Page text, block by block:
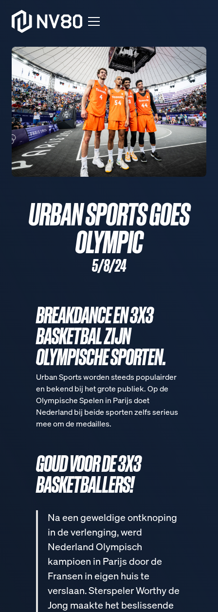
URBAN SPORTS GOES
OLYMPIC
5/8/24
BREAKDANCE EN 3X3
BASKETBAL ZIJN
OLYMPISCHE SPORTEN.
Urban Sports worden steeds populairder
en bekend bij het grote publiek. Op de
Olympische Spelen in Parijs doet
Nederland bij beide sporten zelfs serieus
mee om de medailles.
GOUD VOOR DE 3X3
BASKETBALLERS!
Na een geweldige ontknoping
in de verlenging, werd
Nederland Olympisch
kampioen in Parijs door de
Fransen in eigen huis te
verslaan. Sterspeler Worthy de
Jong maakte het beslissende